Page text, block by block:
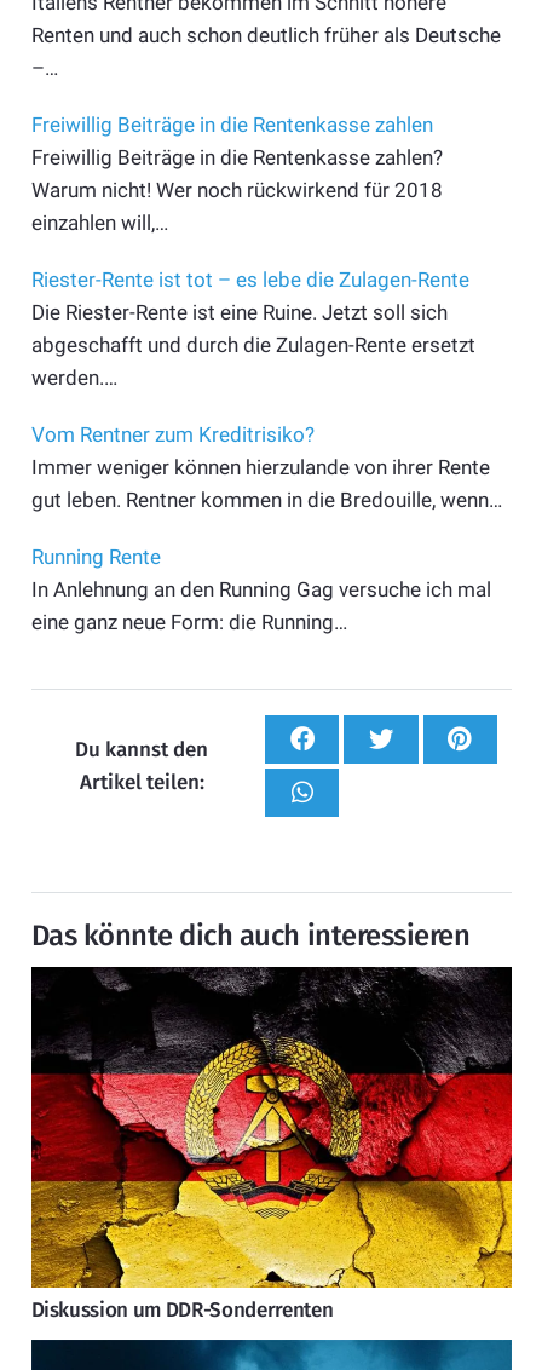
Renten und auch schon deutlich früher als Deutsche
–…
Freiwillig Beiträge in die Rentenkasse zahlen
Freiwillig Beiträge in die Rentenkasse zahlen?
Warum nicht! Wer noch rückwirkend für 2018
einzahlen will,…
Riester-Rente ist tot – es lebe die Zulagen-Rente
Die Riester-Rente ist eine Ruine. Jetzt soll sich
abgeschafft und durch die Zulagen-Rente ersetzt
werden.…
Vom Rentner zum Kreditrisiko?
Immer weniger können hierzulande von ihrer Rente
gut leben. Rentner kommen in die Bredouille, wenn…
Running Rente
In Anlehnung an den Running Gag versuche ich mal
eine ganz neue Form: die Running…
Du kannst den
Artikel teilen:
Das könnte dich auch interessieren
Diskussion um DDR-Sonderrenten